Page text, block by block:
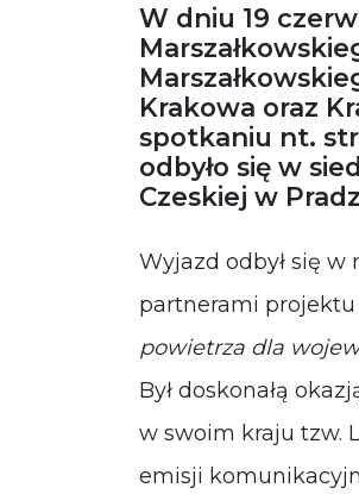
W dniu 19
Krakowa oraz
spotkaniu nt.
odbyło się w
Czeskiej w
Wyjazd odbył się
partnerami projektu
powietrza dla
Był doskonałą
w swoim kraju tzw.
emisji